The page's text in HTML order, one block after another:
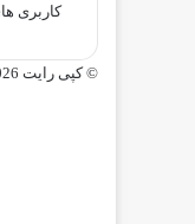
کاربری
© کپی رایت 2026, کلیه حقوق محفوظ است |